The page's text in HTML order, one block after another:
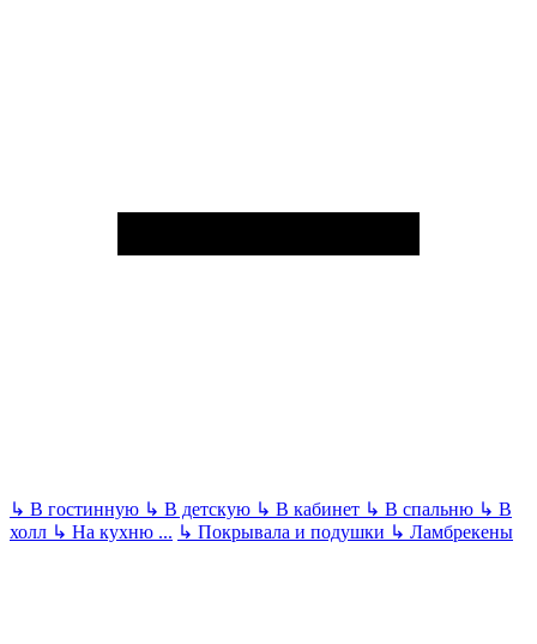
↳ В гостинную ↳ В детскую ↳ В кабинет ↳ В спальню ↳ В
холл ↳ На кухню ... ↳ Покрывала и подушки ↳ Ламбрекены